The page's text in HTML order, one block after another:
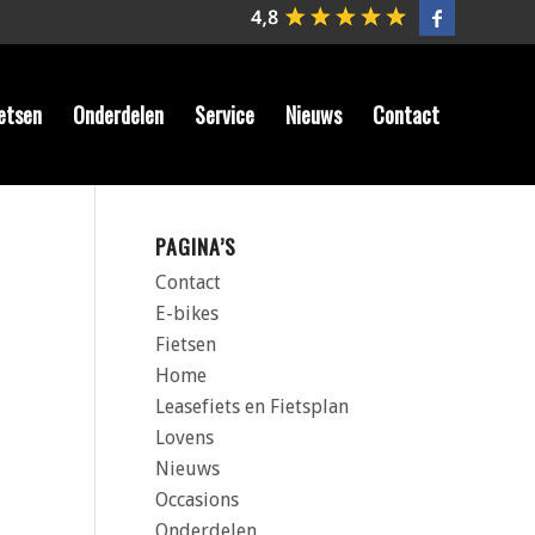
Onderdelen Service Nieuws Contact
PAGINA’S
Contact
E-bikes
Fietsen
Home
Leasefiets en Fietsplan
Lovens
Nieuws
Occasions